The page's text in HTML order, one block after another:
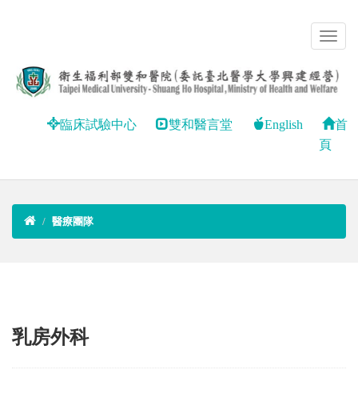
臨床試驗中心 雙和醫言堂 English
首
頁
醫療團隊
乳房外科